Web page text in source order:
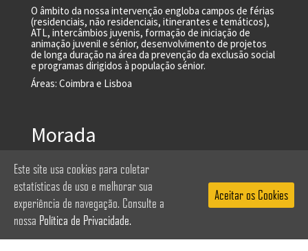
O âmbito da nossa intervenção engloba campos de férias
(residenciais, não residenciais, itinerantes e temáticos),
ATL, intercâmbios juvenis, formação de iniciação de
animação juvenil e sénior, desenvolvimento de projetos
de longa duração na área da prevenção da exclusão social
e programas dirigidos à população sénior.
Áreas: Coimbra e Lisboa
Morada
Rua Vasco Santana 12, Loja D | 2625-
629 Odivelas
Contactos
Este site usa cookies para coletar
estatísticas de uso e melhorar sua
experiência de navegação. Consulte a
nossa Política de Privacidade.
Aceitar os Cookies